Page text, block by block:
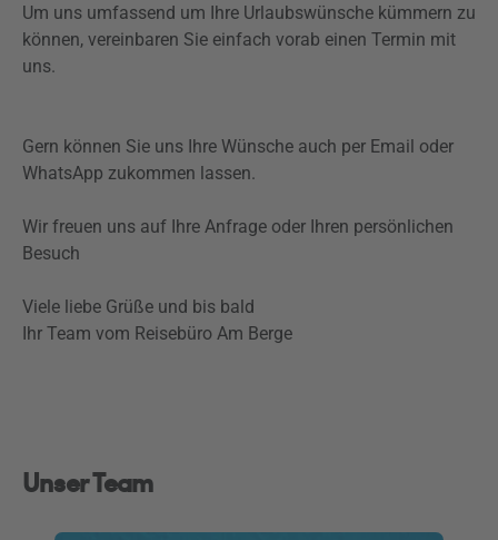
Um uns umfassend um Ihre Urlaubswünsche kümmern zu
können, vereinbaren Sie einfach vorab einen Termin mit
uns.
Gern können Sie uns Ihre Wünsche auch per Email oder
WhatsApp zukommen lassen.
Wir freuen uns auf Ihre Anfrage oder Ihren persönlichen
Besuch
Viele liebe Grüße und bis bald
Ihr Team vom Reisebüro Am Berge
Unser Team